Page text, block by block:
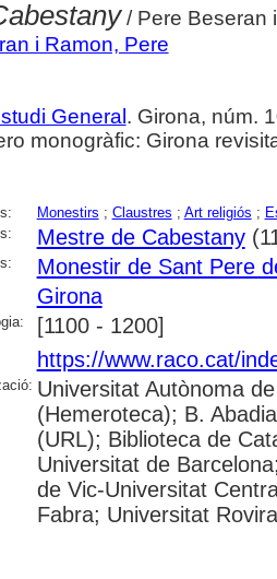
/ Pere Beseran
i Ramon, Pere
General . Girona, núm.
monogràfic: Girona
Monestirs ; Claustres ; Art religiós ;
Mestre de Cabestany
Monestir de Sant Pere
Girona
[1100 - 1200]
https://www.raco.cat/
Universitat Autònoma
(Hemeroteca); B.
(URL); Biblioteca de
Universitat de
de Vic-Universitat
Fabra; Universitat